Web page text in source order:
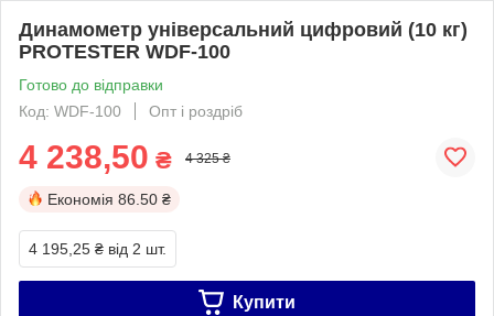
Динамометр універсальний цифровий (10 кг)
PROTESTER WDF-100
Готово до відправки
Код: WDF-100
Опт і роздріб
4 238,50 ₴ 4 325 ₴
Економія 86.50 ₴
4 195,25 ₴ від 2 шт.
Купити